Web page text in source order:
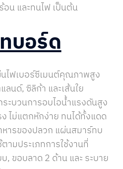
อน และทนไฟ เป็นต้น
บอร์ด
ไฟเบอร์ซีเมนต์คุณภาพสูง
นด์, ซิลิก้า และเส้นใย
ะบวนการอบไอน้ำแรงดันสูง
ไม่แตกหักง่าย ทนได้ทั้งแดด
หารของปลวก แผ่นสมาร์ทบ
ามประเภทการใช้งานที่
, ขอบลาด 2 ด้าน และ ระบาย